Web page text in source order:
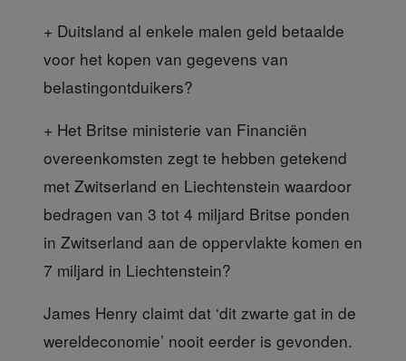
+ Duitsland al enkele malen geld betaalde
voor het kopen van gegevens van
belastingontduikers?
+ Het Britse ministerie van Financiën
overeenkomsten zegt te hebben getekend
met Zwitserland en Liechtenstein waardoor
bedragen van 3 tot 4 miljard Britse ponden
in Zwitserland aan de oppervlakte komen en
7 miljard in Liechtenstein?
James Henry claimt dat ‘dit zwarte gat in de
wereldeconomie’ nooit eerder is gevonden.